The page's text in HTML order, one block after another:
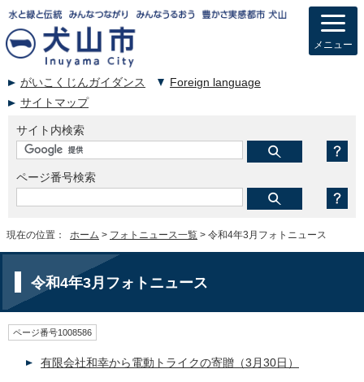
がいこくじんガイダンス
Foreign language
サイトマップ
サイト内検索
ページ番号検索
メニュー
現在の位置： ホーム > フォトニュース一覧 > 令和4年3月フォトニュース
令和4年3月フォトニュース
ページ番号1008586
有限会社和幸から電動トライクの寄贈（3月30日）